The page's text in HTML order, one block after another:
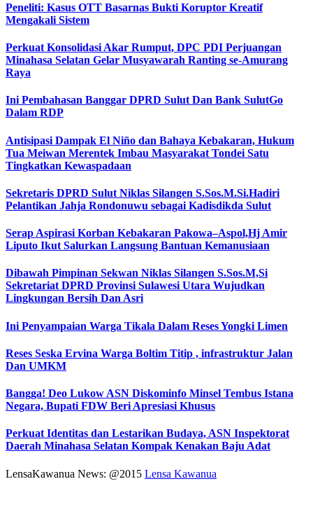
Peneliti: Kasus OTT Basarnas Bukti Koruptor Kreatif
Mengakali Sistem
Perkuat Konsolidasi Akar Rumput, DPC PDI Perjuangan
Minahasa Selatan Gelar Musyawarah Ranting se-Amurang
Raya
Ini Pembahasan Banggar DPRD Sulut Dan Bank SulutGo
Dalam RDP
Antisipasi Dampak El Niño dan Bahaya Kebakaran, Hukum
Tua Meiwan Merentek Imbau Masyarakat Tondei Satu
Tingkatkan Kewaspadaan
Sekretaris DPRD Sulut Niklas Silangen S.Sos.M.Si.Hadiri
Pelantikan Jahja Rondonuwu sebagai Kadisdikda Sulut
Serap Aspirasi Korban Kebakaran Pakowa–Aspol,Hj Amir
Liputo Ikut Salurkan Langsung Bantuan Kemanusiaan
Dibawah Pimpinan Sekwan Niklas Silangen S.Sos.M,Si
Sekretariat DPRD Provinsi Sulawesi Utara Wujudkan
Lingkungan Bersih Dan Asri
Ini Penyampaian Warga Tikala Dalam Reses Yongki Limen
Reses Seska Ervina Warga Boltim Titip , infrastruktur Jalan
Dan UMKM
Bangga! Deo Lukow ASN Diskominfo Minsel Tembus Istana
Negara, Bupati FDW Beri Apresiasi Khusus‎
Perkuat Identitas dan Lestarikan Budaya, ASN Inspektorat
Daerah Minahasa Selatan Kompak Kenakan Baju Adat
LensaKawanua News: @2015 Lensa Kawanua